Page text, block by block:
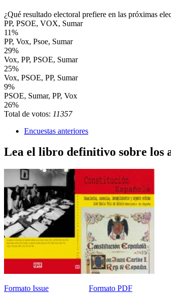
¿Qué resultado electoral prefiere en las próximas
PP, PSOE, VOX, Sumar
11%
PP, Vox, Psoe, Sumar
29%
Vox, PP, PSOE, Sumar
25%
Vox, PSOE, PP, Sumar
9%
PSOE, Sumar, PP, Vox
26%
Total de votos: 11357
Encuestas anteriores
Lea el libro definitivo sobre los
Formato Issue Formato PDF